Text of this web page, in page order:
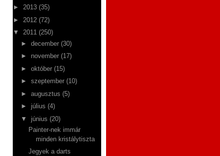
► 2013 (35)
► 2012 (72)
▼ 2011 (250)
► december (30)
► november (17)
► október (15)
► szeptember (10)
► augusztus (5)
► július (4)
▼ június (20)
Painter-nek immár
minden kristálytiszta
Jegyek a darts